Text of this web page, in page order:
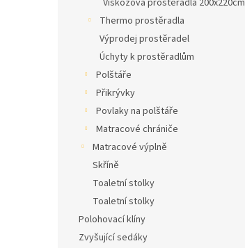
Viskózová prostěradla 200x220cm
Thermo prostěradla
Výprodej prostěradel
Úchyty k prostěradlům
Polštáře
Přikrývky
Povlaky na polštáře
Matracové chrániče
Matracové výplně
Skříně
Toaletní stolky
Toaletní stolky
Polohovací klíny
Zvyšující sedáky